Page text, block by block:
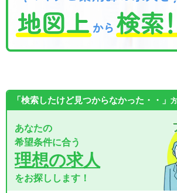
「検索したけど見つからなかった・・」
あなたの
希望条件に合う
理想の求人
をお探しします！